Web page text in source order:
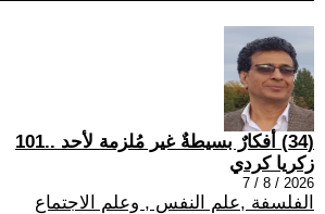
(34) أفكارٌ بسيطةٌ غير مُلزمة لأحد ..101
زكريا كردي
2026 / 8 / 7
الفلسفة ,علم النفس , وعلم الاجتماع